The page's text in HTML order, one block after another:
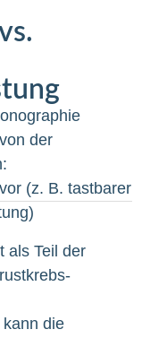
der
(z. B. tastbarer
als Teil der
die